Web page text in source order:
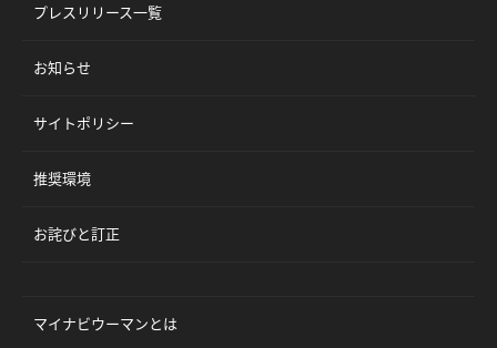
プレスリリース一覧
お知らせ
サイトポリシー
推奨環境
お詫びと訂正
マイナビウーマンとは